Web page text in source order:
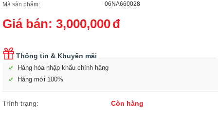
Mã sản phẩm: 06NA660028
Giá bán: 3,000,000đ
Thông tin & Khuyến mãi
Hàng hóa nhập khẩu chính hãng
Hàng mới 100%
Trình trạng: Còn hàng